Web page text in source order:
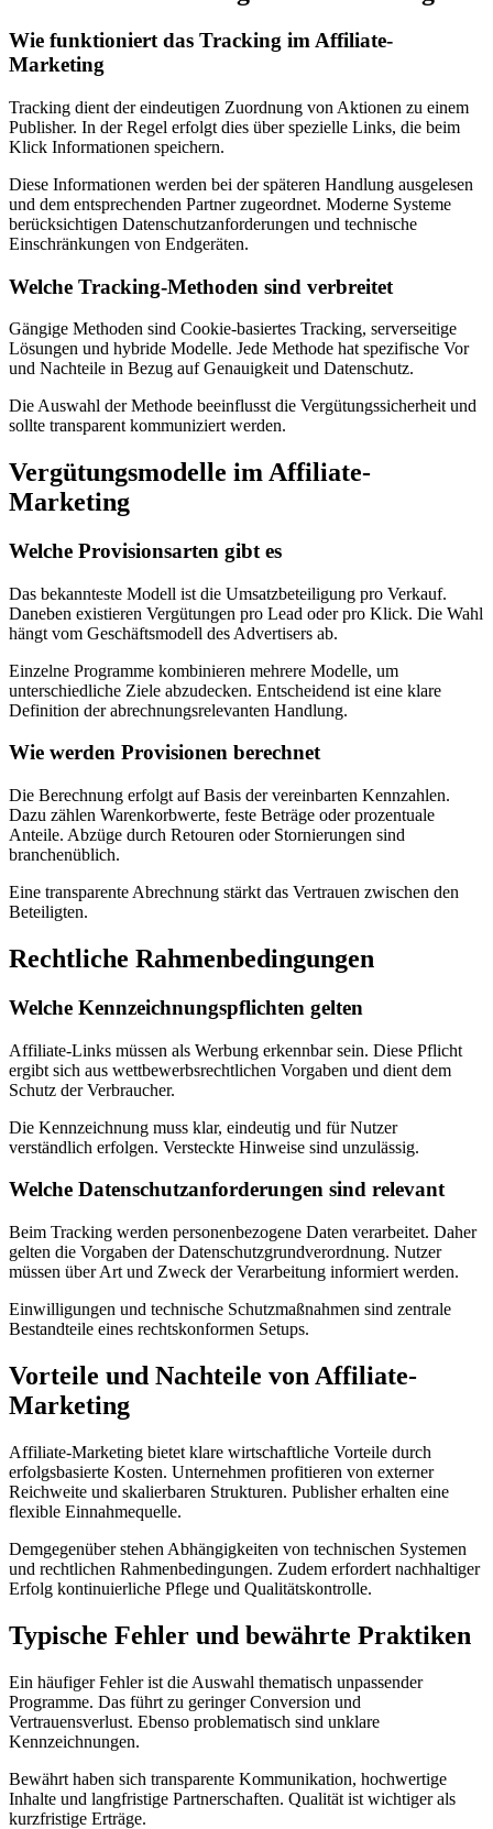
Wie funktioniert das Tracking im Affiliate-
Marketing
Tracking dient der eindeutigen Zuordnung von Aktionen zu einem
Publisher. In der Regel erfolgt dies über spezielle Links, die beim
Klick Informationen speichern.
Diese Informationen werden bei der späteren Handlung ausgelesen
und dem entsprechenden Partner zugeordnet. Moderne Systeme
berücksichtigen Datenschutzanforderungen und technische
Einschränkungen von Endgeräten.
Welche Tracking-Methoden sind verbreitet
Gängige Methoden sind Cookie-basiertes Tracking, serverseitige
Lösungen und hybride Modelle. Jede Methode hat spezifische Vor
und Nachteile in Bezug auf Genauigkeit und Datenschutz.
Die Auswahl der Methode beeinflusst die Vergütungssicherheit und
sollte transparent kommuniziert werden.
Vergütungsmodelle im Affiliate-
Marketing
Welche Provisionsarten gibt es
Das bekannteste Modell ist die Umsatzbeteiligung pro Verkauf.
Daneben existieren Vergütungen pro Lead oder pro Klick. Die Wahl
hängt vom Geschäftsmodell des Advertisers ab.
Einzelne Programme kombinieren mehrere Modelle, um
unterschiedliche Ziele abzudecken. Entscheidend ist eine klare
Definition der abrechnungsrelevanten Handlung.
Wie werden Provisionen berechnet
Die Berechnung erfolgt auf Basis der vereinbarten Kennzahlen.
Dazu zählen Warenkorbwerte, feste Beträge oder prozentuale
Anteile. Abzüge durch Retouren oder Stornierungen sind
branchenüblich.
Eine transparente Abrechnung stärkt das Vertrauen zwischen den
Beteiligten.
Rechtliche Rahmenbedingungen
Welche Kennzeichnungspflichten gelten
Affiliate-Links müssen als Werbung erkennbar sein. Diese Pflicht
ergibt sich aus wettbewerbsrechtlichen Vorgaben und dient dem
Schutz der Verbraucher.
Die Kennzeichnung muss klar, eindeutig und für Nutzer
verständlich erfolgen. Versteckte Hinweise sind unzulässig.
Welche Datenschutzanforderungen sind relevant
Beim Tracking werden personenbezogene Daten verarbeitet. Daher
gelten die Vorgaben der Datenschutzgrundverordnung. Nutzer
müssen über Art und Zweck der Verarbeitung informiert werden.
Einwilligungen und technische Schutzmaßnahmen sind zentrale
Bestandteile eines rechtskonformen Setups.
Vorteile und Nachteile von Affiliate-
Marketing
Affiliate-Marketing bietet klare wirtschaftliche Vorteile durch
erfolgsbasierte Kosten. Unternehmen profitieren von externer
Reichweite und skalierbaren Strukturen. Publisher erhalten eine
flexible Einnahmequelle.
Demgegenüber stehen Abhängigkeiten von technischen Systemen
und rechtlichen Rahmenbedingungen. Zudem erfordert nachhaltiger
Erfolg kontinuierliche Pflege und Qualitätskontrolle.
Typische Fehler und bewährte Praktiken
Ein häufiger Fehler ist die Auswahl thematisch unpassender
Programme. Das führt zu geringer Conversion und
Vertrauensverlust. Ebenso problematisch sind unklare
Kennzeichnungen.
Bewährt haben sich transparente Kommunikation, hochwertige
Inhalte und langfristige Partnerschaften. Qualität ist wichtiger als
kurzfristige Erträge.